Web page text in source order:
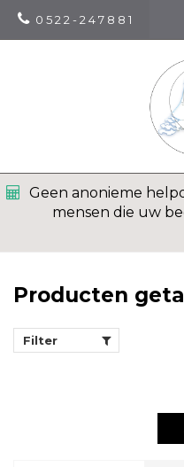
0 5 2 2 - 2 4 7 8 8 1
Geen anonieme
mensen die uw
Producten
Filter